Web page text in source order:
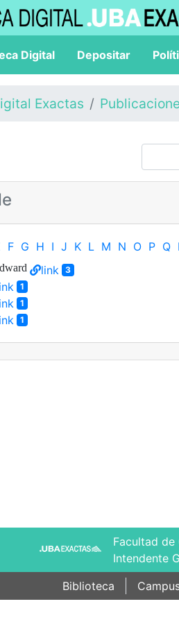
Digital Depositar
Exactas
F G H I J K L M N O P Q
link 3
1
1
1
Facultad de
Intendente
Biblioteca